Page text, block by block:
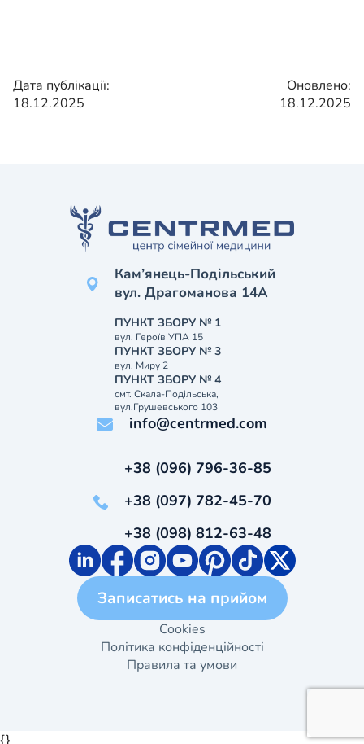
Дата публікації:
18.12.2025
Оновлено:
18.12.2025
Кам’янець-Подільський
вул. Драгоманова 14А
ПУНКТ ЗБОРУ № 1
вул. Героїв УПА 15
ПУНКТ ЗБОРУ № 3
вул. Миру 2
ПУНКТ ЗБОРУ № 4
смт. Скала-Подільська,
вул.Грушевського 103
info@centrmed.com
+38 (096) 796-36-85
+38 (097) 782-45-70
+38 (098) 812-63-48
Записатись на прийом
Cookies
Політика конфіденційності
Правила та умови
{}